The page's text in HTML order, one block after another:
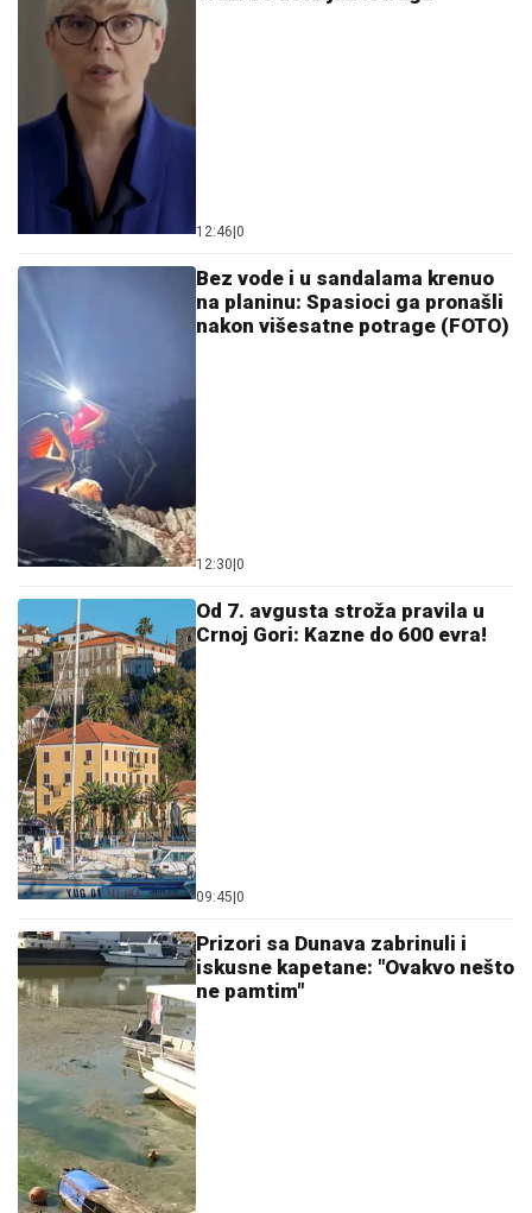
Бакар наш насушни – изложба која спаја рударство
и уметност
06. 08. 2026 07:51
Због екстремних врућина готово дупло више
позива Хитној помоћи у Кули
06. 08. 2026 09:17
Кула први пут домаћин Олимпијаде трећег доба
Западнобачког округа
06. 08. 2026 07:02
После скоро 60 сати непрекидне борбе